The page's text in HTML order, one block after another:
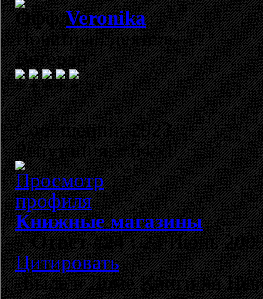
Veronika
Почетный деятель
Ветеран
Сообщений: 2923
Репутация: +64/-1
Книжные магазины
«Ответ #24 :23 Июнь
Цитировать
Была в Доме Книги на